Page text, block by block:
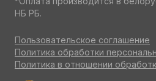
НБ РБ.
Пользовательское соглашение
Политика обработки
Политика в отношении